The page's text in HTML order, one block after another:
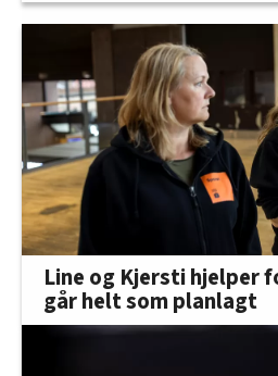
Line og Kjersti hjelper
går helt som planlagt